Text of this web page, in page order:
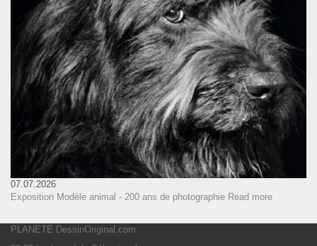
07.07.2026
Exposition Modèle animal - 200 ans de photographie Read more
PLANETE DessinOriginal.com